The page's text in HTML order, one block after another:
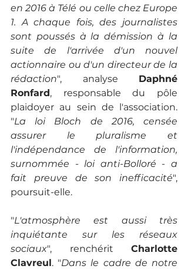
en 2016 à Télé ou celle chez Europe
1. A chaque fois, des journalistes
sont poussés à la démission à la
suite de l'arrivée d'un nouvel
actionnaire ou d'un directeur de la
rédaction", analyse Daphné
Ronfard, responsable du pôle
plaidoyer au sein de l'association.
"La loi Bloch de 2016, censée
assurer le pluralisme et
l'indépendance de l'information,
surnommée - loi anti-Bolloré - a
fait preuve de son inefficacité",
poursuit-elle.
"L'atmosphère est aussi très
inquiétante sur les réseaux
sociaux", renchérit Charlotte
Clavreul. "Dans le cadre de notre